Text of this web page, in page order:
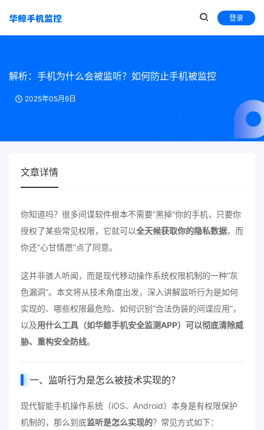
登录
解析：手机为什么会被监听？如何防止手机被监控
2025年05月6日
文章详情
你知道吗？很多间谍软件根本不需要“黑掉”你的手机，只要你
授权了某些常见权限，它就可以全天候获取你的隐私数据，而
你还“心甘情愿”点了同意。
这并非骇人听闻，而是现代移动操作系统权限机制的一种“灰
色漏洞”。本文将从技术角度出发，深入讲解监听行为是如何
实现的、哪些权限最危险、如何识别“合法伪装的间谍应用”，
以及用什么工具（如华鲸手机安全监测APP）可以彻底清除威
胁、重构安全防线。
一、监听行为是怎么被技术实现的？
现代智能手机操作系统（iOS、Android）本身是有权限保护
机制的，那么到底监听是怎么实现的？常见方式如下：